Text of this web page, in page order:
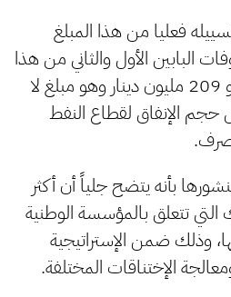
فعليا من هذا المبلغ
البابين الأول والثاني من هذا
العام، هو فقط 6 مليون و 209 مليون دينار وهو مبلغ لا
كامل حجم الإنفاق لقطاع النفط
بأنه يتضح جلياً أن أكثر
تتعلق بالمؤسسة الوطنية
وذلك ضمن الإستراتيجية
الإختناقات المختلفة.